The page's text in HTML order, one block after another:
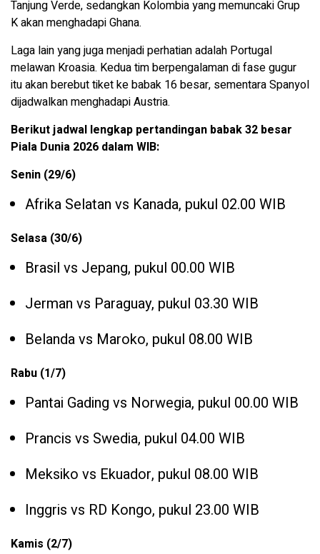
Tanjung Verde, sedangkan Kolombia yang memuncaki Grup
K akan menghadapi Ghana.
Laga lain yang juga menjadi perhatian adalah Portugal
melawan Kroasia. Kedua tim berpengalaman di fase gugur
itu akan berebut tiket ke babak 16 besar, sementara Spanyol
dijadwalkan menghadapi Austria.
Berikut jadwal lengkap pertandingan babak 32 besar
Piala Dunia 2026 dalam WIB:
Senin (29/6)
Afrika Selatan vs Kanada, pukul 02.00 WIB
Selasa (30/6)
Brasil vs Jepang, pukul 00.00 WIB
Jerman vs Paraguay, pukul 03.30 WIB
Belanda vs Maroko, pukul 08.00 WIB
Rabu (1/7)
Pantai Gading vs Norwegia, pukul 00.00 WIB
Prancis vs Swedia, pukul 04.00 WIB
Meksiko vs Ekuador, pukul 08.00 WIB
Inggris vs RD Kongo, pukul 23.00 WIB
Kamis (2/7)